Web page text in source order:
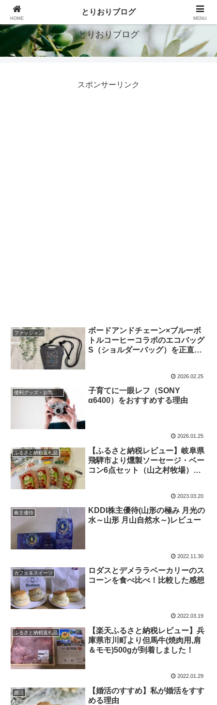
シンプルで豊かな暮らしを目指す
とりおりブログ
スポンサーリンク
ファッション
ボードアンドチェーン×ブルーボ
トルコーヒーコラボのエコバッグ
S（ショルダーバッグ）を正直レ
2026.02.25
便利グッズ・お気に入り小物
子育てに一眼レフ（SONY
α6400）をおすすめする理由
2026.01.25
ふるさと納税返礼品
【ふるさと納税レビュー】岐阜県
飛騨市より燻製ソーセージ・ベー
コン6点セット（山之村牧場）が
2023.03.20
株主優待
KDDI株主優待(山形の極み 月光の
水～山形 月山自然水～)レビュー
2022.11.30
カフェ＆スイーツ
ロダスとデメララベーカリーのス
コーンを食べ比べ！比較した感想
2022.03.19
ふるさと納税返礼品
【楽天ふるさと納税レビュー】兵
庫県市川町より但馬牛(焼肉用,肩
＆モモ)500gが到着しました！
2022.01.29
婚活
【婚活のすすめ】私が婚活をすす
める理由
HOME
とりおりブログ
MENU